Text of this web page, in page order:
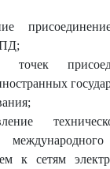
точек
к сетям